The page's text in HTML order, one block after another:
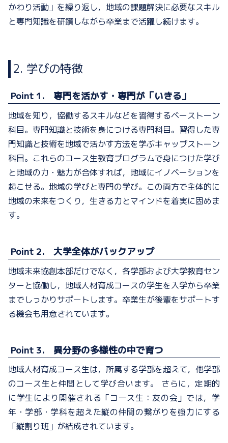
かわり活動」を繰り返し，地域の課題解決に必要なスキル
と専門知識を研鑽しながら卒業まで活躍し続けます。
2. 学びの特徴
Point 1. 専門を活かす・専門が「いきる」
地域を知り，協働するスキルなどを習得するベーストーン
科目。専門知識と技術を身につける専門科目。習得した専
門知識と技術を地域で活かす方法を学ぶキャップストーン
科目。これらのコース生教育プログラムで身につけた学び
と地域の力・魅力が合体すれば，地域にイノベーションを
起こせる。地域の学びと専門の学び。この両方で主体的に
地域の未来をつくり，生きる力とマインドを着実に固めま
す。
Point 2. 大学全体がバックアップ
地域未来協創本部だけでなく，各学部および大学教育セン
ターと協働し，地域人材育成コースの学生を入学から卒業
までしっかりサポートします。卒業生が後輩をサポートす
る機会も用意されています。
Point 3. 異分野の多様性の中で育つ
地域人材育成コース生は，所属する学部を超えて，他学部
のコース生と仲間として学び合います。
さらに，定期的
に学生により開催される 「コース生：友の会」 では， 学
年・学部・学科を超えた縦の仲間の繋がりを強力にする
「縦割り班」が結成されています。